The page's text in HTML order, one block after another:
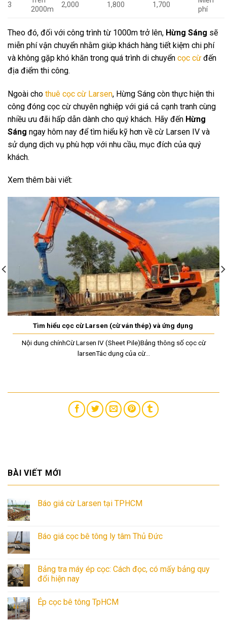
3
2000m
2,000 1,800 1,700
phí
Theo đó, đối với công trình từ 1000m trở lên, Hừng Sáng sẽ
miễn phí vận chuyển nhằm giúp khách hàng tiết kiệm chi phí
và không gặp khó khăn trong quá trình di chuyển cọc cừ đến
địa điểm thi công.
Ngoài cho thuê cọc cừ Larsen, Hừng Sáng còn thực hiện thi
công đóng cọc cừ chuyên nghiệp với giá cả cạnh tranh cùng
nhiều ưu đãi hấp dẫn dành cho quý khách. Hãy đến Hừng
Sáng ngay hôm nay để tìm hiểu kỹ hơn về cừ Larsen IV và
sử dụng dịch vụ phù hợp với nhu cầu, mục đích của quý
khách.
Xem thêm bài viết:
Tìm hiểu cọc cừ Larsen (cừ ván thép) và ứng dụng
Nội dung chínhCừ Larsen IV (Sheet Pile)Bảng thông số cọc cừ
larsenTác dụng của cừ...
BÀI VIẾT MỚI
Báo giá cừ Larsen tại TPHCM
Báo giá cọc bê tông ly tâm Thủ Đức
Bảng tra máy ép cọc: Cách đọc, có mấy bảng quy
đổi hiện nay
Ép cọc bê tông TpHCM